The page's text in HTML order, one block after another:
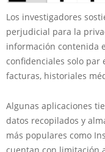
Los investigadores
perjudicial para la
información contenida
confidenciales solo par
facturas, historiales
Algunas aplicaciones
datos recopilados y
más populares como